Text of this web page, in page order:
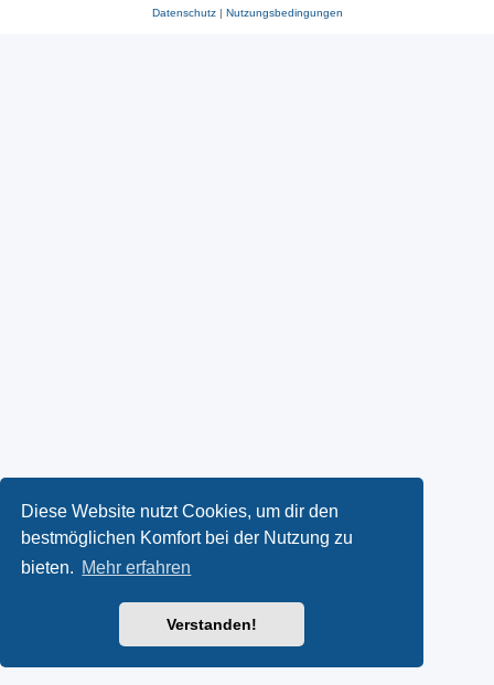
Diese Website nutzt Cookies, um dir den
bestmöglichen Komfort bei der Nutzung zu
bieten. Mehr erfahren
Verstanden!
Datenschutz| Nutzungsbedingungen